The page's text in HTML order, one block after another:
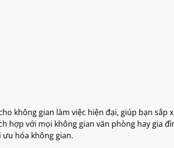
không gian làm việc hiện đại, giúp bạn
với mọi không gian văn phòng hay gia
hóa không gian.